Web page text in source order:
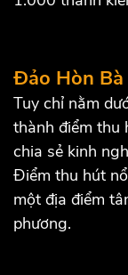
Đảo Hòn Bà
Tuy chỉ nằm
thành điểm thu
chia sẻ kinh
Điểm thu hút
một địa điểm
phương.